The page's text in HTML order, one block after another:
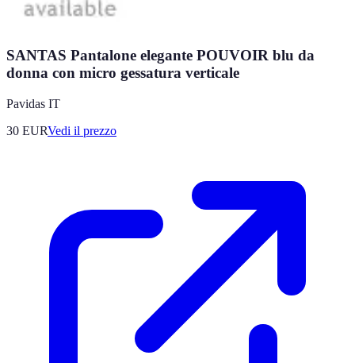
SANTAS Pantalone elegante POUVOIR blu da
donna con micro gessatura verticale
Pavidas IT
30 EURVedi il prezzo